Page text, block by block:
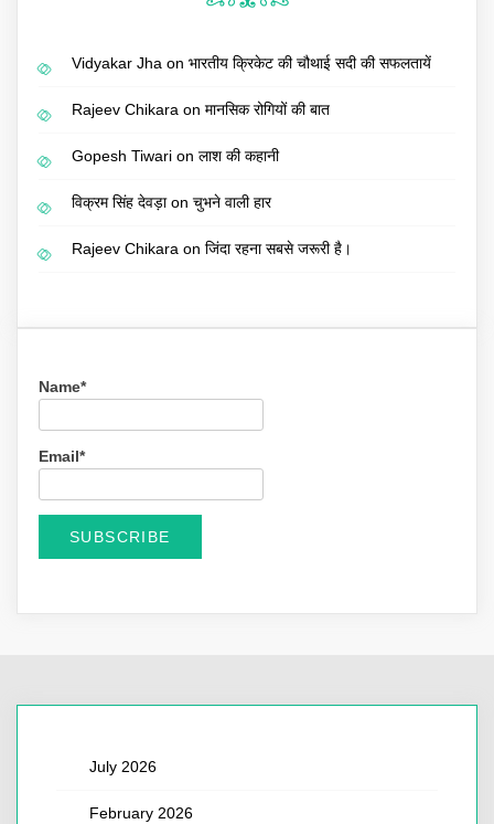
Vidyakar Jha on भारतीय क्रिकेट की चौथाई सदी की सफलतायें
Rajeev Chikara on मानसिक रोगियों की बात
Gopesh Tiwari on लाश की कहानी
विक्रम सिंह देवड़ाon चुभने वाली हार
Rajeev Chikara on जिंदा रहना सबसे जरूरी है।
Name*
Email*
July 2026
February 2026